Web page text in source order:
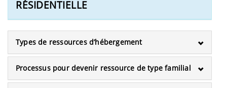
RÉSIDENTIELLE
Types de ressources d’hébergement
Processus pour devenir ressource de type familial